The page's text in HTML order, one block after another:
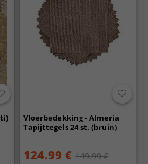
Vloerbedekking - Almeria
Tapijttegels 24 st. (bruin)
124.99 € 149.99 €